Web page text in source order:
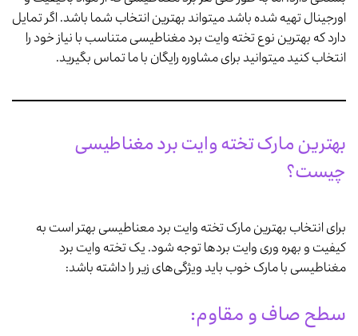
اورجینال تهیه شده باشد میتواند بهترین انتخاب شما باشد. اگر تمایل
دارد که بهترین نوع تخته وایت برد مغناطیسی متناسب با نیاز خود را
انتخاب کنید میتوانید برای مشاوره رایگان با ما تماس بگیرید.
بهترین مارک تخته وایت برد مغناطیسی
چیست؟
برای انتخاب بهترین مارک تخته وایت برد معناطیسی بهتر است به
کیفیت و بهره وری وایت بردها توجه شود. یک تخته وایت برد
مغناطیسی با مارک خوب باید ویژگی‌های زیر را داشته باشد:
سطح صاف و مقاوم: